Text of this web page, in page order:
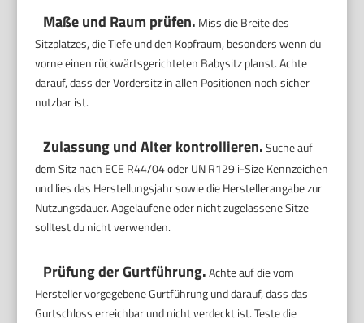
Maße und Raum prüfen. Miss die Breite des
Sitzplatzes, die Tiefe und den Kopfraum, besonders wenn du
vorne einen rückwärtsgerichteten Babysitz planst. Achte
darauf, dass der Vordersitz in allen Positionen noch sicher
nutzbar ist.
Zulassung und Alter kontrollieren.Suche auf
dem Sitz nach ECE R44/04 oder UN R129 i-Size Kennzeichen
und lies das Herstellungsjahr sowie die Herstellerangabe zur
Nutzungsdauer. Abgelaufene oder nicht zugelassene Sitze
solltest du nicht verwenden.
Prüfung der Gurtführung.Achte auf die vom
Hersteller vorgegebene Gurtführung und darauf, dass das
Gurtschloss erreichbar und nicht verdeckt ist. Teste die